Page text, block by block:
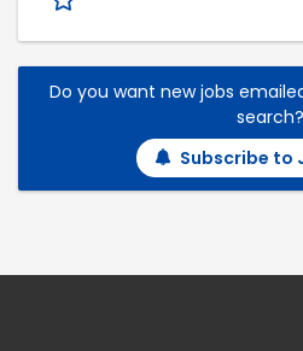
Do you want new jobs
search?
Subscribe to